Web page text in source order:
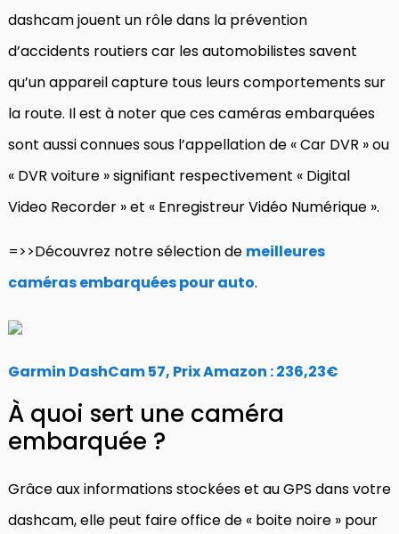
dashcam jouent un rôle dans la prévention
d’accidents routiers car les automobilistes savent
qu’un appareil capture tous leurs comportements sur
la route. Il est à noter que ces caméras embarquées
sont aussi connues sous l’appellation de « Car DVR » ou
« DVR voiture » signifiant respectivement « Digital
Video Recorder » et « Enregistreur Vidéo Numérique ».
=>>Découvrez notre sélection de meilleures
caméras embarquées pour auto.
Garmin DashCam 57, Prix Amazon : 236,23€
À quoi sert une caméra
embarquée ?
Grâce aux informations stockées et au GPS dans votre
dashcam, elle peut faire office de « boite noire » pour